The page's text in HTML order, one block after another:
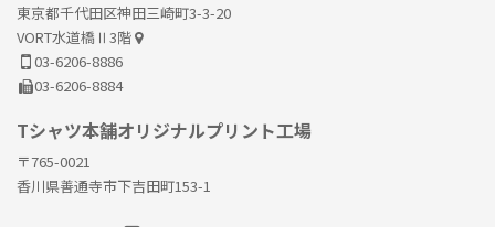
東京都千代田区神田三崎町3-3-20
VORT水道橋Ⅱ3階
03-6206-8886
03-6206-8884
Tシャツ本舗オリジナルプリント工場
〒765-0021
香川県善通寺市下吉田町153-1